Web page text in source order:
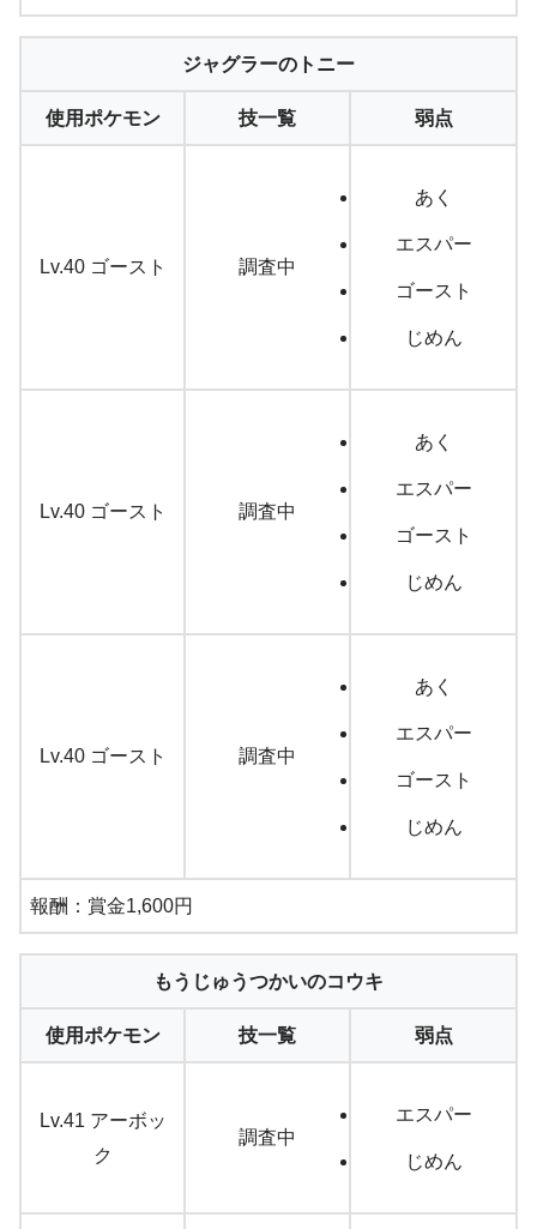
ジャグラーのトニー
使用ポケモン 技一覧 弱点
Lv.40 ゴースト 調査中
あく
エスパー
ゴースト
じめん
Lv.40 ゴースト 調査中
あく
エスパー
ゴースト
じめん
Lv.40 ゴースト 調査中
あく
エスパー
ゴースト
じめん
報酬：賞金1,600円
もうじゅうつかいのコウキ
使用ポケモン 技一覧 弱点
Lv.41 アーボッ
ク
調査中
エスパー
じめん